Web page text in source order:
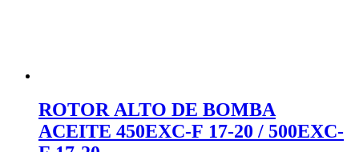
ROTOR ALTO DE BOMBA
ACEITE 450EXC-F 17-20 / 500EXC-